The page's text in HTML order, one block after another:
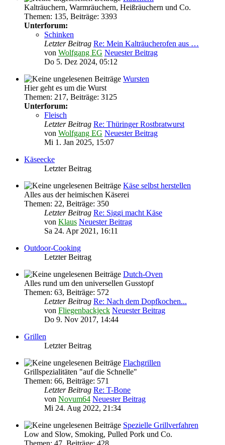
Kalträuchern, Warmräuchern, Heißräuchern und Co.
Themen: 135, Beiträge: 3393
Unterforum:
Schinken
Letzter Beitrag Re: Mein Kalträucherofen aus …
von Wolfgang EG Neuester Beitrag
Do 5. Dez 2024, 05:12
Wursten
Hier geht es um die Wurst
Themen: 217, Beiträge: 3125
Unterforum:
Fleisch
Letzter Beitrag Re: Thüringer Rostbratwurst
von Wolfgang EG Neuester Beitrag
Mi 1. Jan 2025, 15:07
Käseecke
Letzter Beitrag
Käse selbst herstellen
Alles aus der heimischen Käserei
Themen: 22, Beiträge: 350
Letzter Beitrag Re: Siggi macht Käse
von Klaus Neuester Beitrag
Sa 24. Apr 2021, 16:11
Outdoor-Cooking
Letzter Beitrag
Dutch-Oven
Alles rund um den universellen Gusstopf
Themen: 63, Beiträge: 572
Letzter Beitrag Re: Nach dem Dopfkochen...
von Fliegenbackjeck Neuester Beitrag
Do 9. Nov 2017, 14:44
Grillen
Letzter Beitrag
Flachgrillen
Grillspezialitäten "auf die Schnelle"
Themen: 66, Beiträge: 571
Letzter Beitrag Re: T-Bone
von Novum64 Neuester Beitrag
Mi 24. Aug 2022, 21:34
Spezielle Grillverfahren
Low and Slow, Smoking, Pulled Pork und Co.
Themen: 47 Beiträge: 428